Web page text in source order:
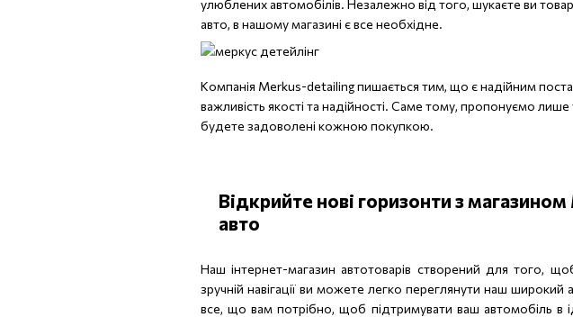
улюблених автомобілів. Незалежно від того, шукаєте ви
авто, в нашому магазині є все необхідне.
Компанія Merkus-detailing пишається тим, що є надійним
важливість якості та надійності. Саме тому, пропонуємо
будете задоволені кожною покупкою.
Відкрийте нові горизонти з
авто
Наш інтернет-магазин автотоварів створений для того,
зручній навігації ви можете легко переглянути наш широкий
все, що вам потрібно, щоб підтримувати ваш автомобіль